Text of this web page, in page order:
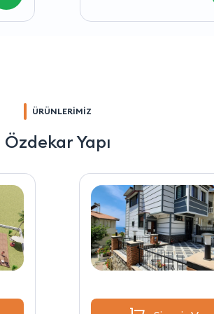
ÜRÜNLERİMİZ
Özdekar Yapı